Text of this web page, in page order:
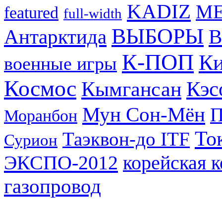
featured full-width KADIZ
Антарктида ВЫБОРЫ
военные игры К-ПОП
Космос Кымгансан
Моранбон Мун Сон-Мён
Сурион Таэквон-до ITF
ЭКСПО-2012 корейская
газопровод